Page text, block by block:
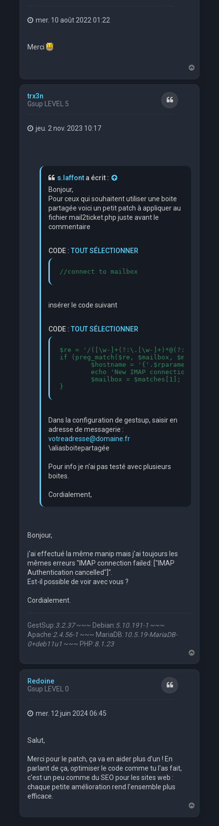
mer. 10 août 2022 01:22
Merci
a
u
trx3n
Gsup LEVEL 5
Citation
jeu. 2 nov. 2023 10:17
s.laffont a écrit :
Bonjour,
Pour ceux qui souhaitent utiliser une boite
partagée voici un petit patch à appliquer au
fichier mail2ticket.php juste avant le
commentaire
CODE : TOUT SÉLECTIONNER
//connect to mailbox
insérer le code suivant
CODE : TOUT SÉLECTIONNER
$re = '/([\w-]+(?:\.[\w-]+)*@(?:[\w-
if (preg_match($re, $mailbox,
Dans la configuration de gestsup, saisir en
adresse de messagerie :
votreadresse@domaine.fr
\aliasboitepartagée
Pour info je n'ai pas testé avec plusieurs
boites.
Cordialement,
Bonjour,
j'ai effectué la même manip mais j'ai toujours les
mêmes erreurs "IMAP connection failed: ["IMAP
Authentication cancelled"]".
Est-il possible de voir avec vous ?
Cordialement.
GestSup:3.2.37~~~ Debian:5.10.191-1 ~~~
Apache:2.4.56-1 ~~~ MariaDB: 10.5.19-MariaDB-
0+deb11u1 ~~~ PHP:8.1.23
a
Redoine
Gsup LEVEL 0
Citation
mer. 12 juin 2024 06:45
Salut,
Merci pour le patch, ça va en aider plus d'un ! En
parlant de ça, optimiser le code comme tu l'as fait,
c'est un peu comme du SEO pour les sites web :
chaque petite amélioration rend l'ensemble plus
efficace.
a